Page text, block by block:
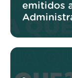
emitidos